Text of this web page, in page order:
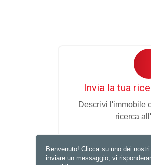
Invia la tua
Descrivi l'immobile
ricerca
Benvenuto! Clicca su uno dei
inviare un messaggio, vi